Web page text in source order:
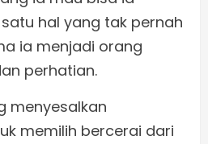
hal yang tak pernah
ia menjadi orang
perhatian.
menyesalkan
memilih bercerai dari